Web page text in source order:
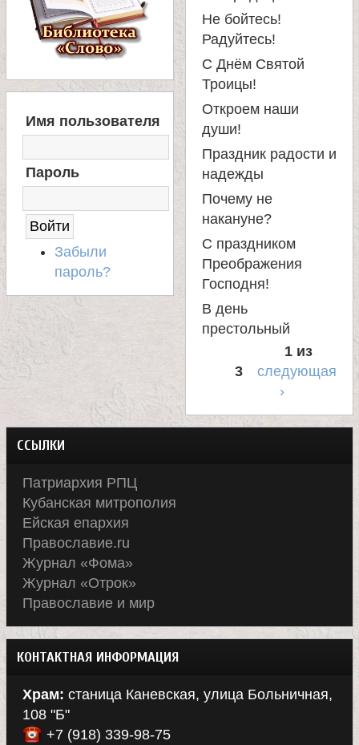
н
и
ц
ы
а
н
в
к
о
й
Д
С
Имя пользователя
Пароль
Забыли
пароль?
Не бойтесь!
Радуйтесь!
С Днём Святой
Троицы!
Откроем наши
души!
Праздник радости и
надежды
Почему не
накануне?
С праздником
Преображения
Господня!
В день
престольный
1 из
3
следующая
›
ССЫЛКИ
Патриархия РПЦ
Кубанская митрополия
Ейская епархия
Православие.ru
Журнал «Фома»
Журнал «Отрок»
Православие и мир
КОНТАКТНАЯ ИНФОРМАЦИЯ
Храм: станица Каневская, улица Больничная,
108 "Б"
+7 (918) 339-98-75